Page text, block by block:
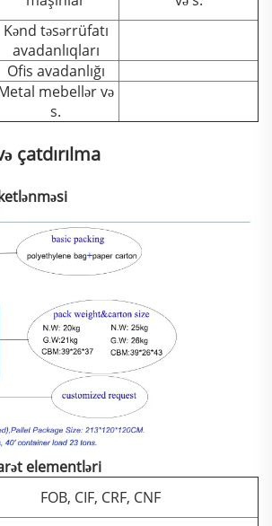
Kənd təsərrüfatı
avadanlıqları
Ofis avadanlığı
mebellər və
s.
çatdırılma
elementləri
FOB, CIF, CRF, CNF